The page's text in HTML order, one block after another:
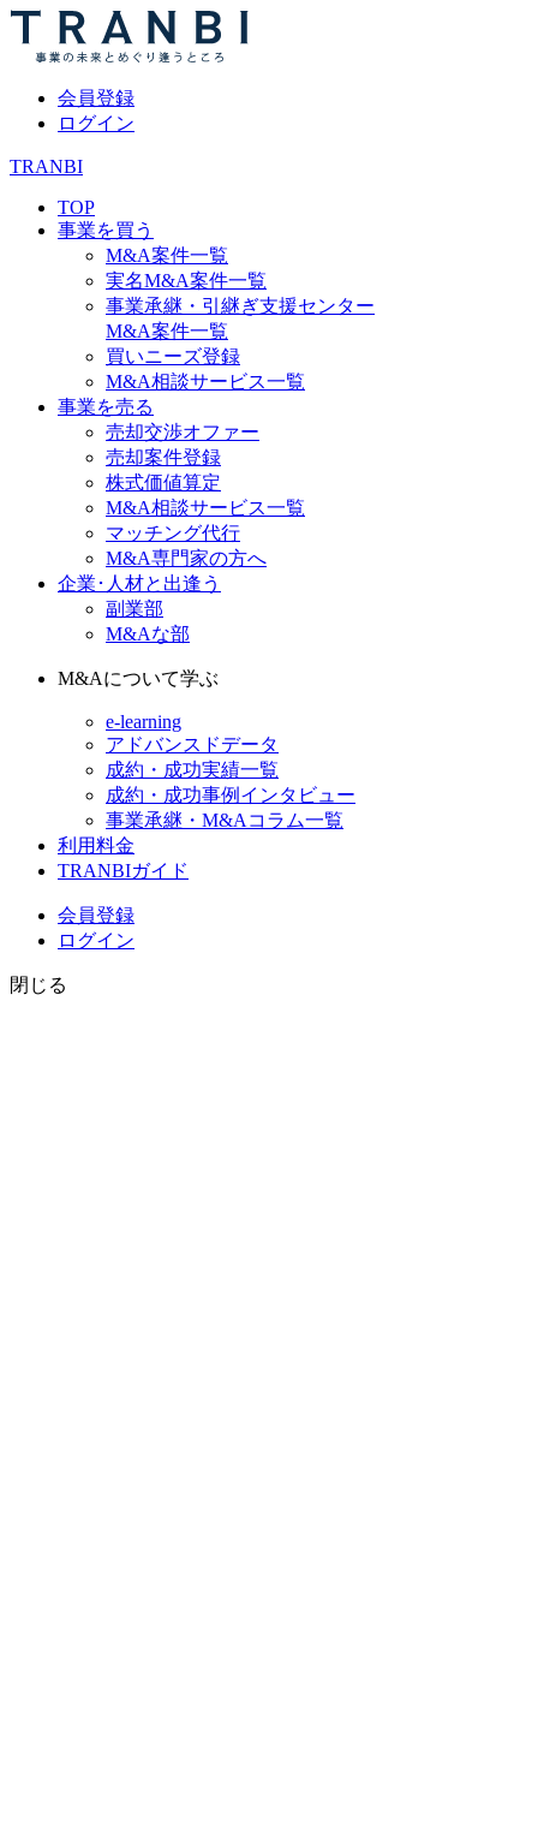
会員登録
ログイン
TRANBI
TOP
事業を買う
M&A案件一覧
実名M&A案件一覧
事業承継・引継ぎ支援センター
M&A案件一覧
買いニーズ登録
M&A相談サービス一覧
事業を売る
売却交渉オファー
売却案件登録
株式価値算定
M&A相談サービス一覧
マッチング代行
M&A専門家の方へ
企業･人材と出逢う
副業部
M&Aな部
M&Aについて学ぶ
e-learning
アドバンスドデータ
成約・成功実績一覧
成約・成功事例インタビュー
事業承継・M&Aコラム一覧
利用料金
TRANBIガイド
会員登録
ログイン
閉じる